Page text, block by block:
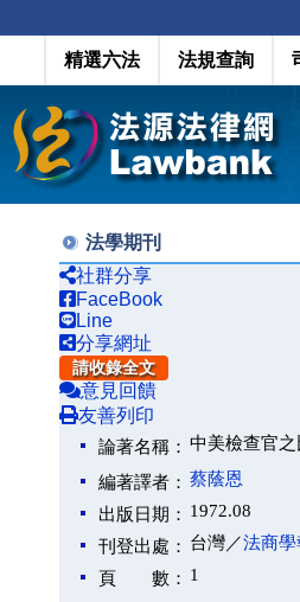
精選六法 法規查詢
法學期刊
社群分享
FaceBook
Line
分享網址
請收錄全文
意見回饋
友善列印
論著名稱： 中美檢查官
編著譯者： 蔡蔭恩
出版日期： 1972.08
刊登出處： 台灣／法商學
頁 數： 1